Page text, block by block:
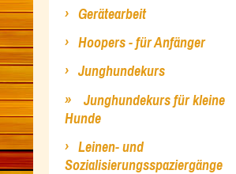
Gerätearbeit
Hoopers - für Anfänger
Junghundekurs
Junghundekurs für kleine
Hunde
Leinen- und
Sozialisierungsspaziergänge